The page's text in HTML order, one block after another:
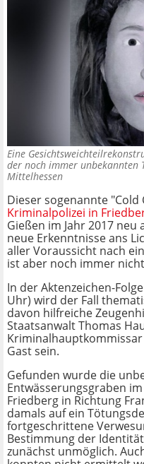
Eine
der noch immer
Mittelhessen
Dieser sogenannte "Cold
Kriminalpolizei in
Gießen im Jahr 2017
neue Erkenntnisse ans
aller Voraussicht nach
ist aber noch immer
In der Aktenzeichen-
Uhr) wird der Fall
davon hilfreiche
Staatsanwalt Thomas
Kriminalhauptkommissar
Gast sein.
Gefunden wurde die
Entwässerungsgraben
Friedberg in Richtung
damals auf ein
fortgeschrittene
Bestimmung der
zunächst unmöglich.